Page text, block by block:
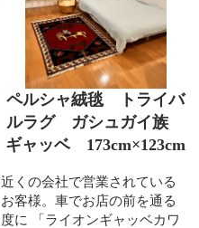
ペルシャ絨毯 トライバ
ルラグ ガシュガイ族
ギャッベ 173cm×123cm
近くの会社で営業されている
お客様。車でお店の前を通る
度に 「ライオンギャッベカワ